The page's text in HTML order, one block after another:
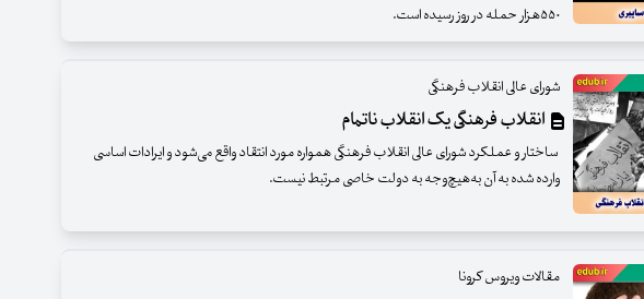
۵۵۰هزار حمله در روز رسیده است.
شورای عالی انقلاب فرهنگی
انقلاب فرهنگی یک انقلاب ناتمام
ساختار و عملکرد شورای عالی انقلاب فرهنگی همواره مورد انتقاد واقع می‌شود و ایرادات اساسی
وارده شده به آن به‌هیچ‌وجه به دولت خاصی مرتبط نیست.
مقالات ویروس کرونا